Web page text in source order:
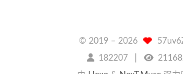
© 2019 – 2026
182207